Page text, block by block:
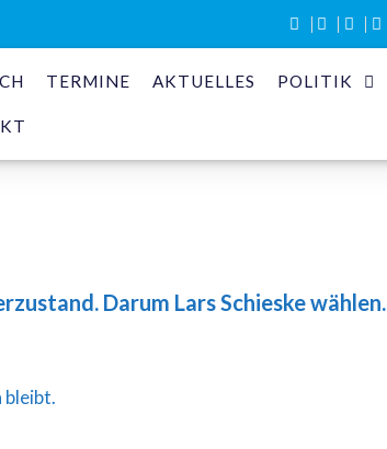
TERMINE AKTUELLES POLITIK
Darum Lars Schieske wählen.